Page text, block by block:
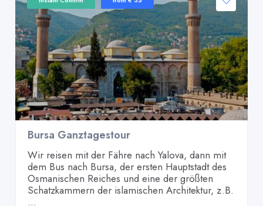
Bursa Ganztagestour
Wir reisen mit der Fähre nach Yalova, dann mit
dem Bus nach Bursa, der ersten Hauptstadt des
Osmanischen Reiches und eine der größten
Schatzkammern der islamischen Architektur, z.B.
...